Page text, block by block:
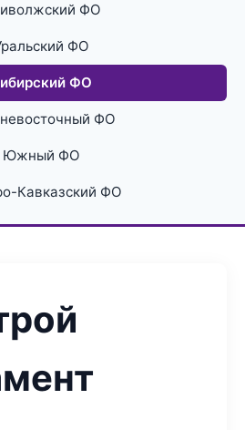
ФО
ФО
ФО
ФО
Южный ФО
Кавказский ФО